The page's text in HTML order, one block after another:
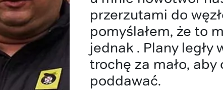
przerzutami do
pomyślałem, że to
jednak . Plany legły
trochę za mało,
poddawać.